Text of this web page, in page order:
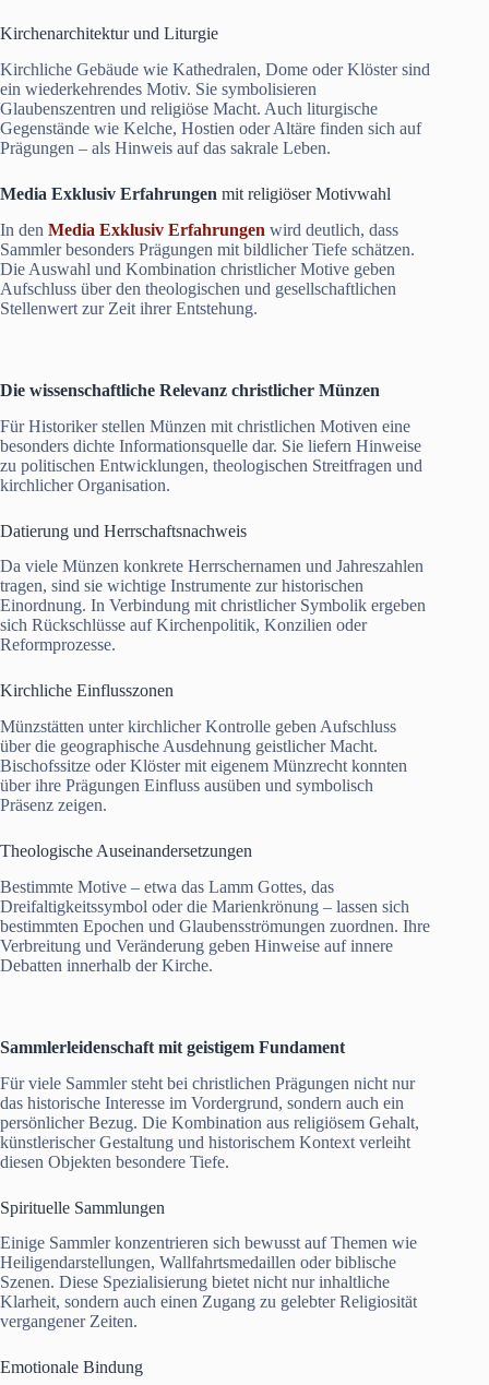
Kirchenarchitektur und Liturgie
Kirchliche Gebäude wie Kathedralen, Dome oder Klöster sind
ein wiederkehrendes Motiv. Sie symbolisieren
Glaubenszentren und religiöse Macht. Auch liturgische
Gegenstände wie Kelche, Hostien oder Altäre finden sich auf
Prägungen – als Hinweis auf das sakrale Leben.
Media Exklusiv Erfahrungen mit religiöser Motivwahl
In den Media Exklusiv Erfahrungen wird deutlich, dass
Sammler besonders Prägungen mit bildlicher Tiefe schätzen.
Die Auswahl und Kombination christlicher Motive geben
Aufschluss über den theologischen und gesellschaftlichen
Stellenwert zur Zeit ihrer Entstehung.
Die wissenschaftliche Relevanz christlicher Münzen
Für Historiker stellen Münzen mit christlichen Motiven eine
besonders dichte Informationsquelle dar. Sie liefern Hinweise
zu politischen Entwicklungen, theologischen Streitfragen und
kirchlicher Organisation.
Datierung und Herrschaftsnachweis
Da viele Münzen konkrete Herrschernamen und Jahreszahlen
tragen, sind sie wichtige Instrumente zur historischen
Einordnung. In Verbindung mit christlicher Symbolik ergeben
sich Rückschlüsse auf Kirchenpolitik, Konzilien oder
Reformprozesse.
Kirchliche Einflusszonen
Münzstätten unter kirchlicher Kontrolle geben Aufschluss
über die geographische Ausdehnung geistlicher Macht.
Bischofssitze oder Klöster mit eigenem Münzrecht konnten
über ihre Prägungen Einfluss ausüben und symbolisch
Präsenz zeigen.
Theologische Auseinandersetzungen
Bestimmte Motive – etwa das Lamm Gottes, das
Dreifaltigkeitssymbol oder die Marienkrönung – lassen sich
bestimmten Epochen und Glaubensströmungen zuordnen. Ihre
Verbreitung und Veränderung geben Hinweise auf innere
Debatten innerhalb der Kirche.
Sammlerleidenschaft mit geistigem Fundament
Für viele Sammler steht bei christlichen Prägungen nicht nur
das historische Interesse im Vordergrund, sondern auch ein
persönlicher Bezug. Die Kombination aus religiösem Gehalt,
künstlerischer Gestaltung und historischem Kontext verleiht
diesen Objekten besondere Tiefe.
Spirituelle Sammlungen
Einige Sammler konzentrieren sich bewusst auf Themen wie
Heiligendarstellungen, Wallfahrtsmedaillen oder biblische
Szenen. Diese Spezialisierung bietet nicht nur inhaltliche
Klarheit, sondern auch einen Zugang zu gelebter Religiosität
vergangener Zeiten.
Emotionale Bindung